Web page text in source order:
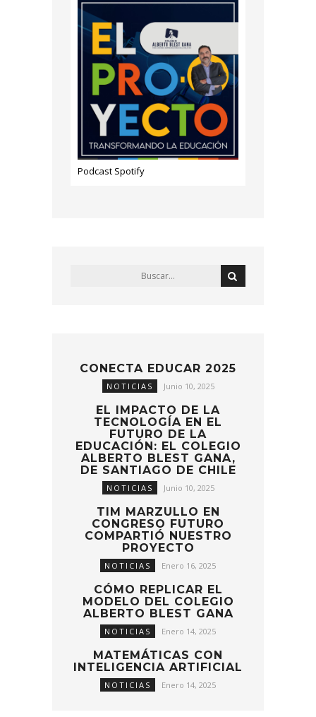
Podcast Spotify
CONECTA EDUCAR 2025
NOTICIAS Junio 10, 2025
EL IMPACTO DE LA
TECNOLOGÍA EN EL
FUTURO DE LA
EDUCACIÓN: EL COLEGIO
ALBERTO BLEST GANA,
DE SANTIAGO DE CHILE
NOTICIAS Junio 10, 2025
TIM MARZULLO EN
CONGRESO FUTURO
COMPARTIÓ NUESTRO
PROYECTO
NOTICIAS Enero 16, 2025
CÓMO REPLICAR EL
MODELO DEL COLEGIO
ALBERTO BLEST GANA
NOTICIAS Enero 14, 2025
MATEMÁTICAS CON
INTELIGENCIA ARTIFICIAL
NOTICIAS Enero 14, 2025